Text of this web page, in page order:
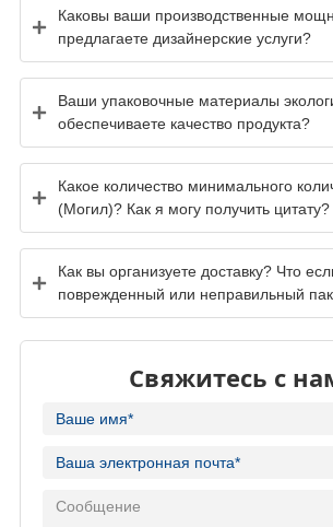
Каковы ваши производственные
предлагаете дизайнерские услуги?
Ваши упаковочные материалы
обеспечиваете качество продукта?
Какое количество минимального
(Могил)? Как я могу получить цитату?
Как вы организуете доставку? Что
поврежденный или неправильный
Свяжитесь с